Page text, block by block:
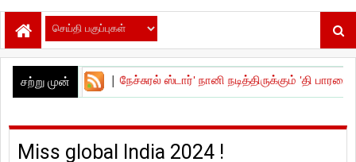
சற்று முன்
!|நேச்சுரல் ஸ்டார்' நானி நடித்திருக்கும் 'தி பாரடைஸ் - The
Miss global India 2024 !